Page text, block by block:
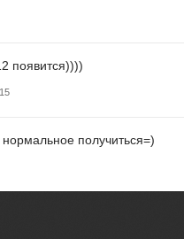
появится))))
получиться=)